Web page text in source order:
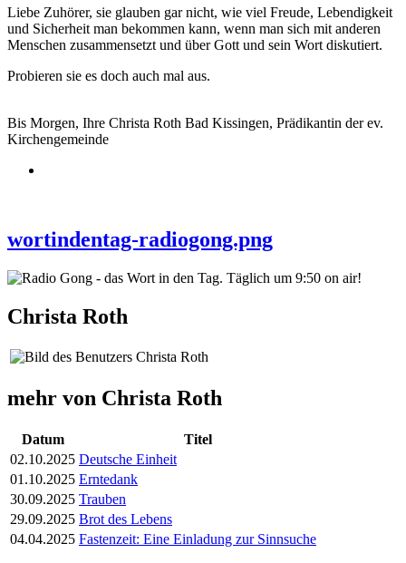
Liebe Zuhörer, sie glauben gar nicht, wie viel Freude, Lebendigkeit
und Sicherheit man bekommen kann, wenn man sich mit anderen
Menschen zusammensetzt und über Gott und sein Wort diskutiert.
Probieren sie es doch auch mal aus.
Bis Morgen, Ihre Christa Roth Bad Kissingen, Prädikantin der ev.
Kirchengemeinde
wortindentag-radiogong.png
Christa Roth
mehr von Christa Roth
Datum
Titel
02.10.2025 Deutsche Einheit
01.10.2025 Erntedank
30.09.2025 Trauben
29.09.2025 Brot des Lebens
04.04.2025 Fastenzeit: Eine Einladung zur Sinnsuche